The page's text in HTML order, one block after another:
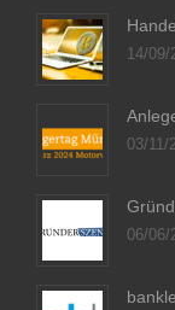
14/09/
03/11/
06/06/